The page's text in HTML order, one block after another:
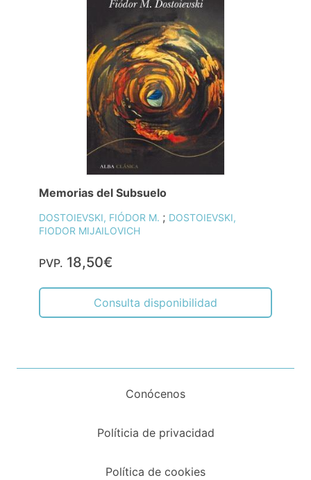
Memorias del Subsuelo
DOSTOIEVSKI, FIÓDOR M. ; DOSTOIEVSKI,
FIODOR MIJAILOVICH
PVP. 18,50€
Consulta disponibilidad
Conócenos
Políticia de privacidad
Política de cookies